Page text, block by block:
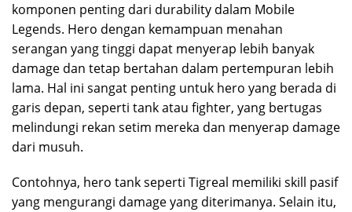
komponen penting dari durability dalam Mobile
Legends. Hero dengan kemampuan menahan
serangan yang tinggi dapat menyerap lebih banyak
damage dan tetap bertahan dalam pertempuran lebih
lama. Hal ini sangat penting untuk hero yang berada di
garis depan, seperti tank atau fighter, yang bertugas
melindungi rekan setim mereka dan menyerap damage
dari musuh.
Contohnya, hero tank seperti Tigreal memiliki skill pasif
yang mengurangi damage yang diterimanya. Selain itu,